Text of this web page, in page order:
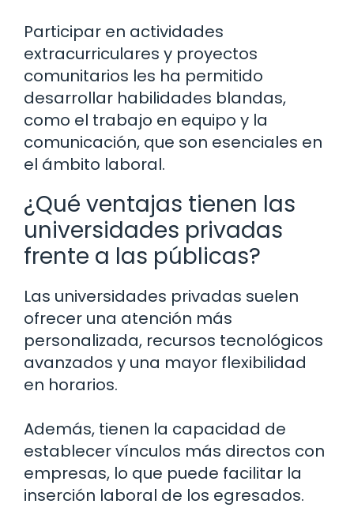
Participar en actividades
extracurriculares y proyectos
comunitarios les ha permitido
desarrollar habilidades blandas,
como el trabajo en equipo y la
comunicación, que son esenciales en
el ámbito laboral.
¿Qué ventajas tienen las
universidades privadas
frente a las públicas?
Las universidades privadas suelen
ofrecer una atención más
personalizada, recursos tecnológicos
avanzados y una mayor flexibilidad
en horarios.
Además, tienen la capacidad de
establecer vínculos más directos con
empresas, lo que puede facilitar la
inserción laboral de los egresados.